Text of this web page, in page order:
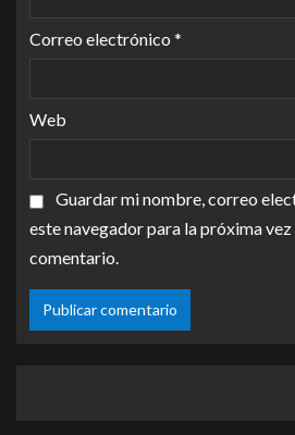
Correo electrónico *
Web
Guardar mi nombre, correo
este navegador para la próxima vez
comentario.